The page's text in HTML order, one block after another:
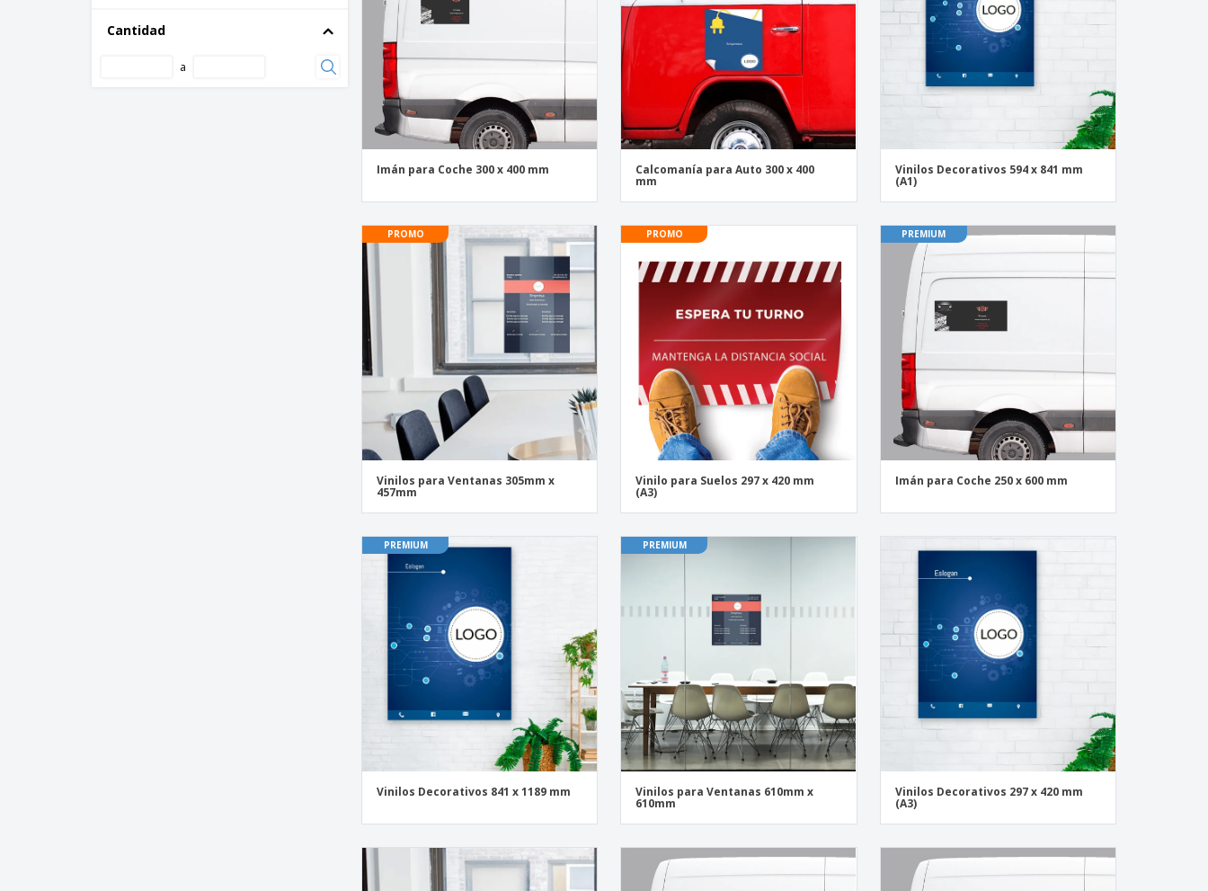
Cantidad
a
Imán para Coche 300 x 400 mm Calcomanía para Auto 300 x 400
mm
Vinilos Decorativos 594 x 841 mm
(A1)
PROMO
Vinilos para Ventanas 305mm x
457mm
PROMO
Vinilo para Suelos 297 x 420 mm
(A3)
PREMIUM
Imán para Coche 250 x 600 mm
PREMIUM
Vinilos Decorativos 841 x 1189 mm
PREMIUM
Vinilos para Ventanas 610mm x
610mm
Vinilos Decorativos 297 x 420 mm
(A3)